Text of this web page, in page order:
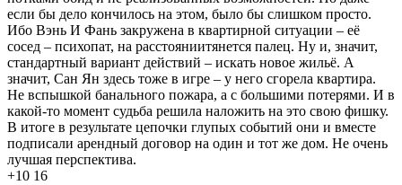
если бы дело кончилось на этом, было бы слишком просто.
Ибо Вэнь И Фань закружена в квартирной ситуации – её
сосед – психопат, на расстояниитянется палец. Ну и, значит,
стандартный вариант действий – искать новое жильё. А
значит, Сан Ян здесь тоже в игре – у него сгорела квартира.
Не вспышкой банального пожара, а с большими потерями. И в
какой-то момент судьба решила наложить на это свою фишку.
В итоге в результате цепочки глупых событий они и вместе
подписали арендный договор на один и тот же дом. Не очень
лучшая перспектива.
+10 16